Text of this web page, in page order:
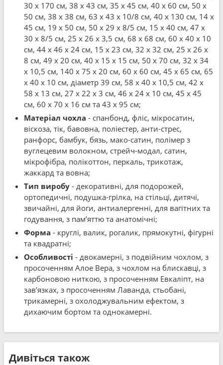
30 x 170 см, 38 x 43 см, 35 x 45 см, 40 x 60 см, 50 x
50 см, 38 x 38 см, 63 x 43 x 10/8 см, 40 x 130 см, 14 x
45 см, 19 x 50 см, 50 x 29 x 8/5 см, 15 x 40 см, 47 x
30 x 8/5 см, 25 x 26 x 3,5 см, 68 x 68 см, 60 x 40 x 10
см, 44 x 46 x 24 см, 15 x 23 см, 32 x 32 см, 25 x 26 x
8 см, 49 x 20 см, 40 x 15 x 15 см, 50 x 70 см, 32 x 34
x 10,5 см, 140 x 75 x 20 см, 60 x 60 см, 45 x 65 см, 65
x 40 x 10 см, діаметр 39 см, 58 x 40 x 10,5 см, 42 x
58 x 13 см, 27 x 22 x 3 см, 46 x 24 x 10 см, 45 x 45
см, 60 x 70 x 16 см та 43 x 95 см;
Матеріал чохла - спанбонд, фліс, мікросатин,
віскоза, тік, бавовна, поліестер, анти-стрес,
ранфорс, бамбук, бязь, мако-сатин, полімер з
вуглецевим волокном, стрейч-модал, сатин,
мікрофібра, полікоттон, перкаль, трикотаж,
жаккард та вовна;
Тип виробу - декоративні, для подорожей,
ортопедичні, подушка-грілка, на стільці, дитячі,
звичайні, для йоги, антиалергенні, для вагітних та
годування, з пам’яттю та анатомічні;
Форма - круглі, валик, рогалик, прямокутні, фігурні
та квадратні;
Особливості - двокамерні, з подвійним чохлом, з
просоченням Алое Вера, з чохлом на блискавці, з
карбоновою ниткою, з просоченням Евкаліпт, на
зав’язках, з просоченням Лаванда, стьобані,
трикамерні, з охолоджувальним ефектом, з
дихаючим бортом та однокамерні.
Дивіться також